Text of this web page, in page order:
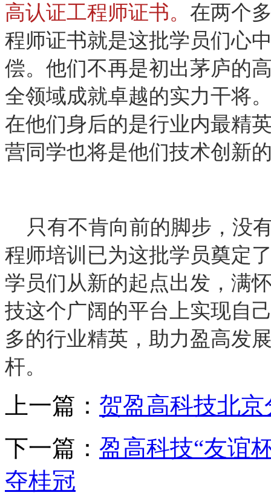
高认证工程师证书。 在两个
程师证书就是这批学员们心
偿。他们不再是初出茅庐的
全领域成就卓越的实力干将
在他们身后的是行业内最精
营同学也将是他们技术创新
只有不肯向前的脚步，没
程师培训已为这批学员奠定
学员们从新的起点出发，满
技这个广阔的平台上实现自
多的行业精英，助力盈高发
杆。
上一篇： 贺盈高科技北
下一篇： 盈高科技“友谊
夺桂冠